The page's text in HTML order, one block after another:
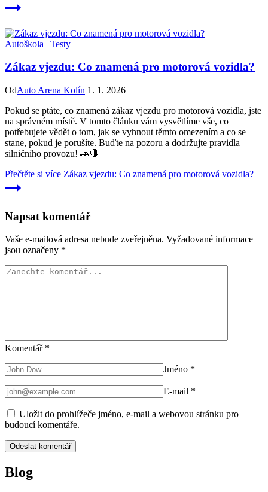
Autoškola | Testy
Zákaz vjezdu: Co znamená pro motorová vozidla?
OdAuto Arena Kolín 1. 1. 2026
Pokud se ptáte, co znamená zákaz vjezdu pro motorová vozidla, jste
na správném místě. V tomto článku vám vysvětlíme vše, co
potřebujete vědět o tom, jak se vyhnout těmto omezením a co se
stane, pokud je porušíte. Buďte na pozoru a dodržujte pravidla
silničního provozu! 🚗🛑
Přečtěte si více Zákaz vjezdu: Co znamená pro motorová vozidla?
Napsat komentář
Vaše e-mailová adresa nebude zveřejněna. Vyžadované informace
jsou označeny *
Komentář *
Jméno *
E-mail *
Uložit do prohlížeče jméno, e-mail a webovou stránku pro
budoucí komentáře.
Blog